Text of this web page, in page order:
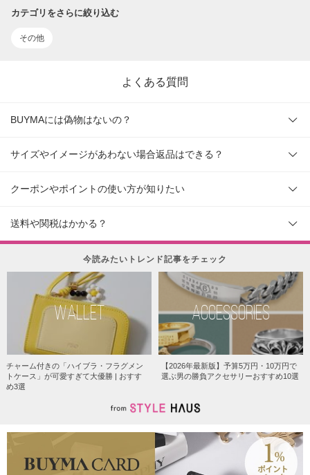
カテゴリをさらに絞り込む
その他
よくある質問
BUYMAには偽物はないの？
サイズやイメージがあわない場合返品はできる？
クーポンやポイントの使い方が知りたい
送料や関税はかかる？
今読みたいトレンド記事をチェック
WALLET
チャーム付きの「ハイブラ・フラグメン
トケース」が可愛すぎて大優勝 | おすす
め3選
ACCESSORIES
【2026年最新版】予算5万円・10万円で
選ぶ男の勝負アクセサリーおすすめ10選